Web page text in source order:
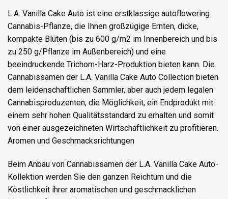
L.A. Vanilla Cake Auto ist eine erstklassige autoflowering
Cannabis-Pflanze, die Ihnen großzügige Ernten, dicke,
kompakte Blüten (bis zu 600 g/m2 im Innenbereich und bis
zu 250 g/Pflanze im Außenbereich) und eine
beeindruckende Trichom-Harz-Produktion bieten kann. Die
Cannabissamen der L.A. Vanilla Cake Auto Collection bieten
dem leidenschaftlichen Sammler, aber auch jedem legalen
Cannabisproduzenten, die Möglichkeit, ein Endprodukt mit
einem sehr hohen Qualitätsstandard zu erhalten und somit
von einer ausgezeichneten Wirtschaftlichkeit zu profitieren.
Aromen und Geschmacksrichtungen
Beim Anbau von Cannabissamen der L.A. Vanilla Cake Auto-
Kollektion werden Sie den ganzen Reichtum und die
Köstlichkeit ihrer aromatischen und geschmacklichen